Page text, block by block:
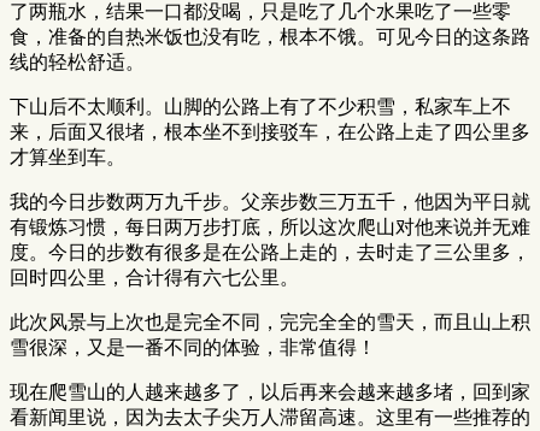
了两瓶水，结果一口都没喝，只是吃了几个水果吃了一些零
食，准备的自热米饭也没有吃，根本不饿。可见今日的这条路
线的轻松舒适。
下山后不太顺利。山脚的公路上有了不少积雪，私家车上不
来，后面又很堵，根本坐不到接驳车，在公路上走了四公里多
才算坐到车。
我的今日步数两万九千步。父亲步数三万五千，他因为平日就
有锻炼习惯，每日两万步打底，所以这次爬山对他来说并无难
度。今日的步数有很多是在公路上走的，去时走了三公里多，
回时四公里，合计得有六七公里。
此次风景与上次也是完全不同，完完全全的雪天，而且山上积
雪很深，又是一番不同的体验，非常值得！
现在爬雪山的人越来越多了，以后再来会越来越多堵，回到家
看新闻里说，因为去太子尖万人滞留高速。这里有一些推荐的